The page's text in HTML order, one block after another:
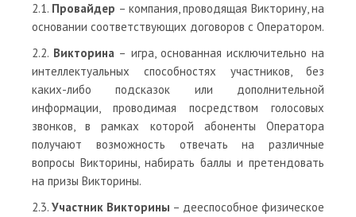
2.1. Провайдер – компания, проводящая Викторину, на
основании соответствующих договоров с Оператором.
2.2. Викторина – игра, основанная исключительно на
интеллектуальных способностях участников, без
каких-либо подсказок или дополнительной
информации, проводимая посредством голосовых
звонков, в рамках которой абоненты Оператора
получают возможность отвечать на различные
вопросы Викторины, набирать баллы и претендовать
на призы Викторины.
2.3. Участник Викторины – дееспособное физическое